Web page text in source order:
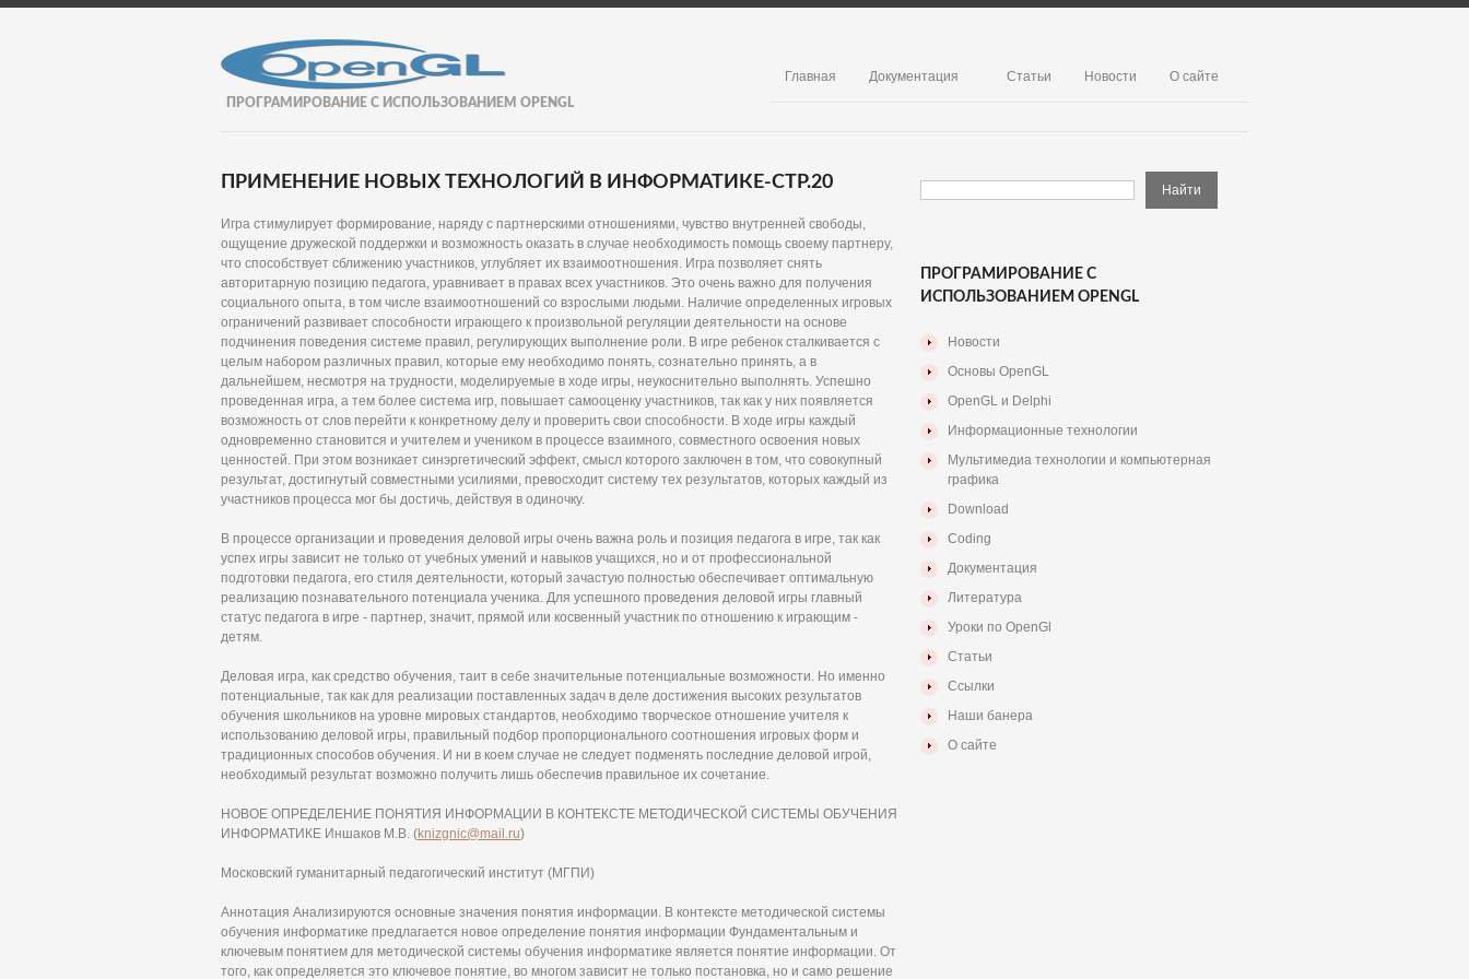
ПРОГРАМИРОВАНИЕ С ИСПОЛЬЗОВАНИЕМ OPENGL
Главная Документация Статьи Новости О сайте
ПРИМЕНЕНИЕ НОВЫХ ТЕХНОЛОГИЙ В ИНФОРМАТИКЕ-СТР.20
Игра стимулирует формирование, наряду с партнерскими отношениями, чувство внутренней свободы,
ощущение дружеской поддержки и возможность оказать в случае необходимость помощь своему партнеру,
что способствует сближению участников, углубляет их взаимоотношения. Игра позволяет снять
авторитарную позицию педагога, уравнивает в правах всех участников. Это очень важно для получения
социального опыта, в том числе взаимоотношений со взрослыми людьми. Наличие определенных игровых
ограничений развивает способности играющего к произвольной регуляции деятельности на основе
подчинения поведения системе правил, регулирующих выполнение роли. В игре ребенок сталкивается с
целым набором различных правил, которые ему необходимо понять, сознательно принять, а в
дальнейшем, несмотря на трудности, моделируемые в ходе игры, неукоснительно выполнять. Успешно
проведенная игра, а тем более система игр, повышает самооценку участников, так как у них появляется
возможность от слов перейти к конкретному делу и проверить свои способности. В ходе игры каждый
одновременно становится и учителем и учеником в процессе взаимного, совместного освоения новых
ценностей. При этом возникает синэргетический эффект, смысл которого заключен в том, что совокупный
результат, достигнутый совместными усилиями, превосходит систему тех результатов, которых каждый из
участников процесса мог бы достичь, действуя в одиночку.
В процессе организации и проведения деловой игры очень важна роль и позиция педагога в игре, так как
успех игры зависит не только от учебных умений и навыков учащихся, но и от профессиональной
подготовки педагога, его стиля деятельности, который зачастую полностью обеспечивает оптимальную
реализацию познавательного потенциала ученика. Для успешного проведения деловой игры главный
статус педагога в игре - партнер, значит, прямой или косвенный участник по отношению к играющим -
детям.
Деловая игра, как средство обучения, таит в себе значительные потенциальные возможности. Но именно
потенциальные, так как для реализации поставленных задач в деле достижения высоких результатов
обучения школьников на уровне мировых стандартов, необходимо творческое отношение учителя к
использованию деловой игры, правильный подбор пропорционального соотношения игровых форм и
традиционных способов обучения. И ни в коем случае не следует подменять последние деловой игрой,
необходимый результат возможно получить лишь обеспечив правильное их сочетание.
НОВОЕ ОПРЕДЕЛЕНИЕ ПОНЯТИЯ ИНФОРМАЦИИ В КОНТЕКСТЕ МЕТОДИЧЕСКОЙ СИСТЕМЫ ОБУЧЕНИЯ
ИНФОРМАТИКЕ Иншаков М.В. (knizgnic@mail.ru)
Московский гуманитарный педагогический институт (МГПИ)
Аннотация Анализируются основные значения понятия информации. В контексте методической системы
обучения информатике предлагается новое определение понятия информации Фундаментальным и
ключевым понятием для методической системы обучения информатике является понятие информации. От
того, как определяется это ключевое понятие, во многом зависит не только постановка, но и само решение
ПРОГРАМИРОВАНИЕ С
ИСПОЛЬЗОВАНИЕМ OPENGL
Новости
Основы OpenGL
OpenGL и Delphi
Информационные технологии
Мультимедиа технологии и компьютерная
графика
Download
Coding
Документация
Литература
Уроки по OpenGl
Статьи
Ссылки
Наши банера
О сайте